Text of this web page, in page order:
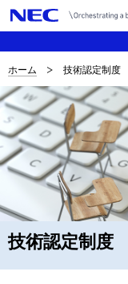
ナ
ビ
ゲ
ー
シ
ョ
ン
サ
イ
ト
内
現
在
ホーム 技術認定制度
技術認定制度